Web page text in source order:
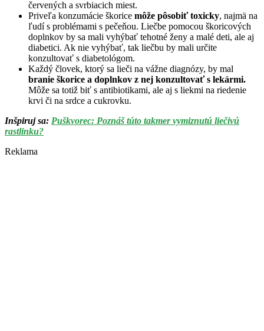
červených a svrbiacich miest.
Priveľa konzumácie škorice môže pôsobiť toxicky, najmä na
ľudí s problémami s pečeňou. Liečbe pomocou škoricových
doplnkov by sa mali vyhýbať tehotné ženy a malé deti, ale aj
diabetici. Ak nie vyhýbať, tak liečbu by mali určite
konzultovať s diabetológom.
Každý človek, ktorý sa lieči na vážne diagnózy, by mal
branie škorice a doplnkov z nej konzultovať s lekármi.
Môže sa totiž biť s antibiotikami, ale aj s liekmi na riedenie
krvi či na srdce a cukrovku.
Inšpiruj sa: Puškvorec: Poznáš túto takmer vymiznutú liečivú
rastlinku?
Reklama